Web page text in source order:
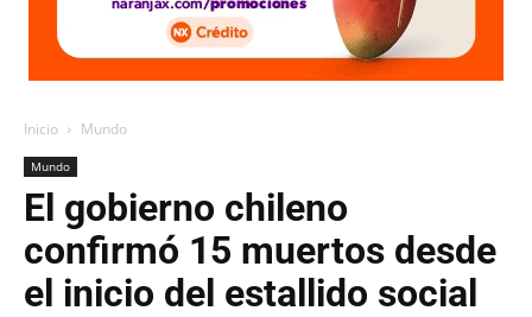
Inicio Mundo
Mundo
El gobierno chileno
confirmó 15 muertos desde
el inicio del estallido social